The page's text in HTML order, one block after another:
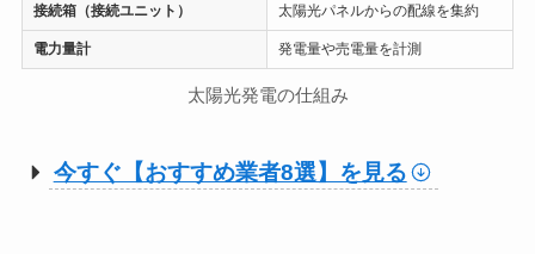
接続箱（接続ユニット） 太陽光パネルからの配線を集約
電力量計 発電量や売電量を計測
太陽光発電の仕組み
今すぐ【おすすめ業者8選】を見る